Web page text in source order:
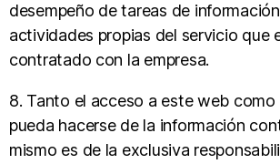
desempeño de tareas de
actividades propias del servicio que
contratado con la empresa.
8. Tanto el acceso a este web como
pueda hacerse de la información
mismo es de la exclusiva